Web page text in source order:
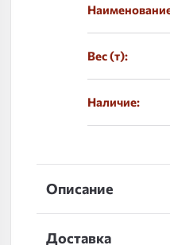
Вес (т):
Наличие:
Описание
Доставка